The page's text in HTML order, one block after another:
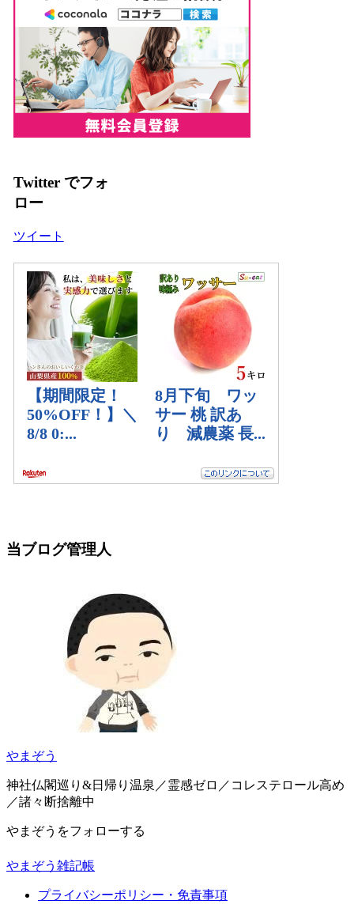
Twitter でフォ
ロー
ツイート
当ブログ管理人
やまぞう
神社仏閣巡り&日帰り温泉／霊感ゼロ／コレステロール高め
／諸々断捨離中
やまぞうをフォローする
やまぞう雑記帳
プライバシーポリシー・免責事項